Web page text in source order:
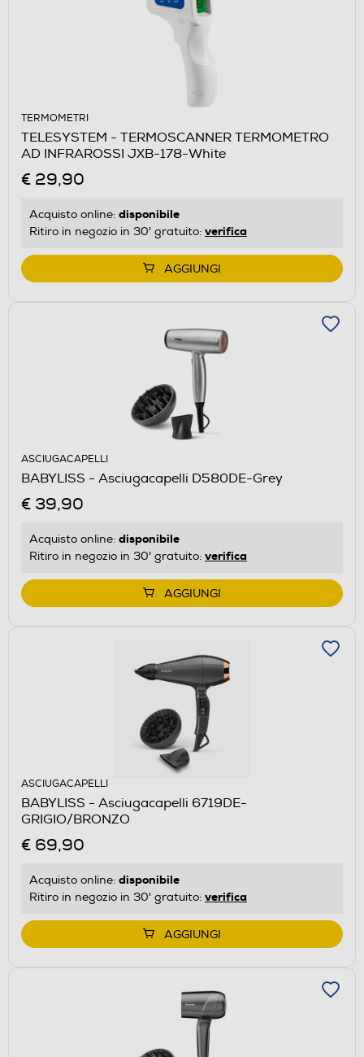
TERMOMETRI
TELESYSTEM - TERMOSCANNER TERMOMETRO
AD INFRAROSSI JXB-178-White
€ 29,90
Acquisto online: disponibile
Ritiro in negozio in 30' gratuito: verifica
AGGIUNGI
ASCIUGACAPELLI
BABYLISS - Asciugacapelli D580DE-Grey
€ 39,90
Acquisto online: disponibile
Ritiro in negozio in 30' gratuito: verifica
AGGIUNGI
ASCIUGACAPELLI
BABYLISS - Asciugacapelli 6719DE-
GRIGIO/BRONZO
€ 69,90
Acquisto online: disponibile
Ritiro in negozio in 30' gratuito: verifica
AGGIUNGI